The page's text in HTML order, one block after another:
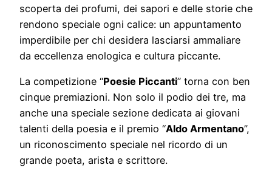
scoperta dei profumi, dei sapori e delle storie che
rendono speciale ogni calice: un appuntamento
imperdibile per chi desidera lasciarsi ammaliare
da eccellenza enologica e cultura piccante.
La competizione “Poesie Piccanti” torna con ben
cinque premiazioni. Non solo il podio dei tre, ma
anche una speciale sezione dedicata ai giovani
talenti della poesia e il premio “Aldo Armentano”,
un riconoscimento speciale nel ricordo di un
grande poeta, arista e scrittore.